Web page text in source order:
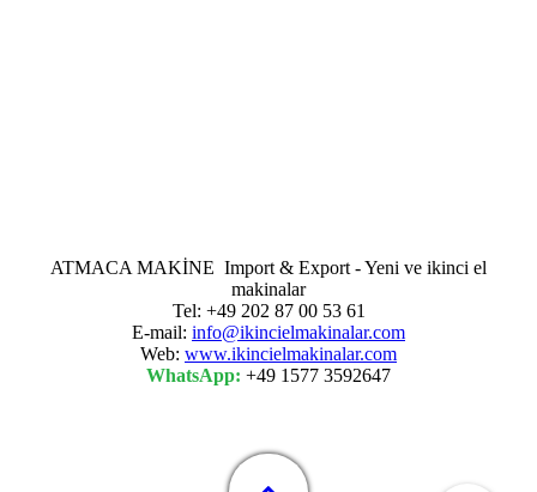
ATMACA MAKİNE Import & Export - Yeni ve ikinci el
makinalar
Tel: +49 202 87 00 53 61
E-mail: info@ikincielmakinalar.com
Web: www.ikincielmakinalar.com
WhatsApp: +49 1577 3592647